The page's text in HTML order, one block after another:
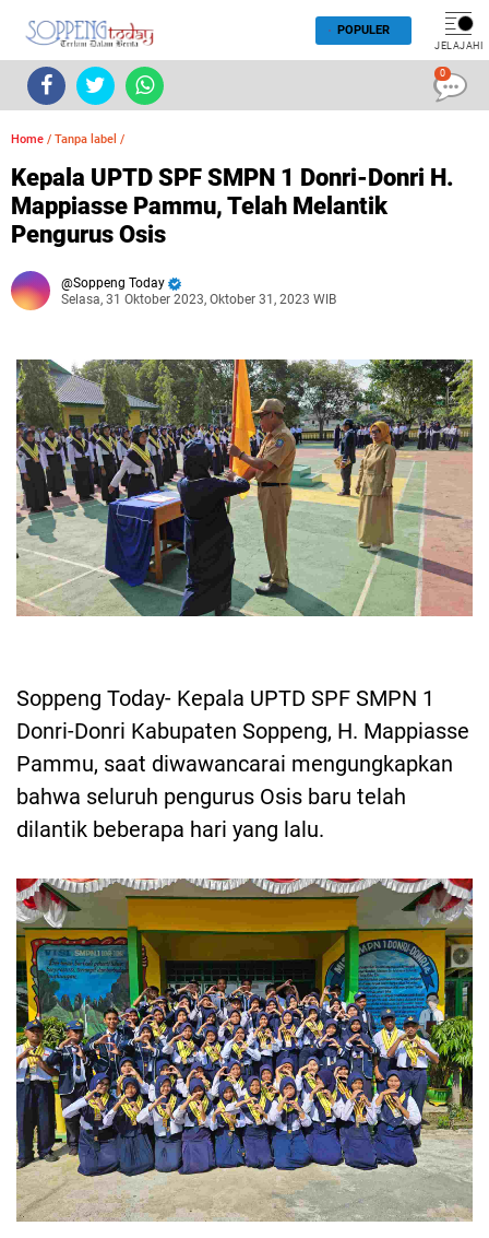
POPULER
JELAJAHI
Home / Tanpa label /
Kepala UPTD SPF SMPN 1 Donri-Donri H.
Mappiasse Pammu, Telah Melantik
Pengurus Osis
Soppeng Today
Selasa, 31 Oktober 2023, Oktober 31, 2023 WIB
Soppeng Today- Kepala UPTD SPF SMPN 1
Donri-Donri Kabupaten Soppeng, H. Mappiasse
Pammu, saat diwawancarai mengungkapkan
bahwa seluruh pengurus Osis baru telah
dilantik beberapa hari yang lalu.
0